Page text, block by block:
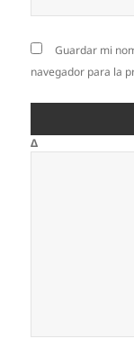
Guardar mi
navegador para la
Δ